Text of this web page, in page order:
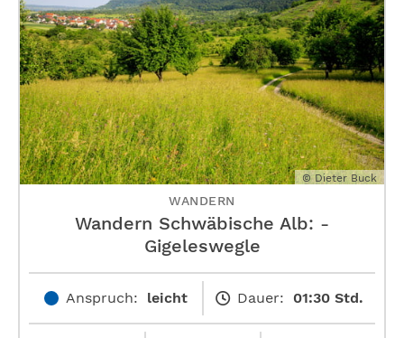
© Dieter Buck
WANDERN
Wandern Schwäbische Alb: ­
Gigeleswegle
Anspruch: leicht Dauer: 01:30 Std.